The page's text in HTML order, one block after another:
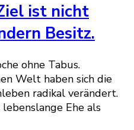
ist nicht
Besitz.
ohne Tabus.
Welt haben sich die
radikal verändert.
Ehe als